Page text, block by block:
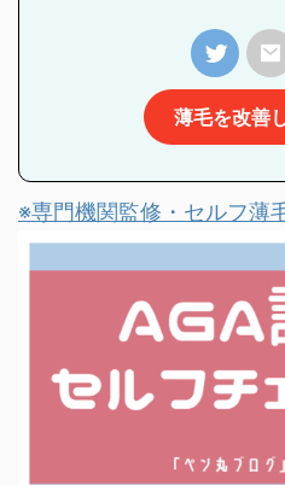
薄毛を改善
※専門機関監修・セルフ薄